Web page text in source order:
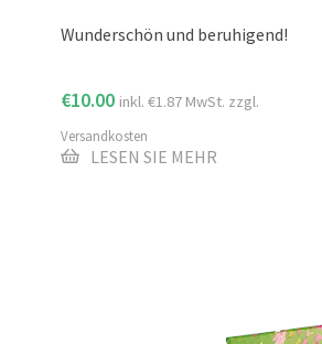
Wunderschön und beruhigend!
€10.00 inkl. €1.87 MwSt. zzgl.
Versandkosten
LESEN SIE MEHR